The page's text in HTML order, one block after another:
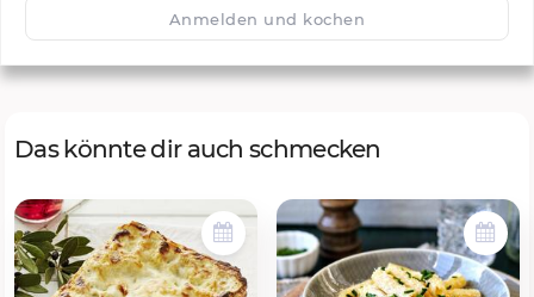
Anmelden und kochen
Das könnte dir auch schmecken